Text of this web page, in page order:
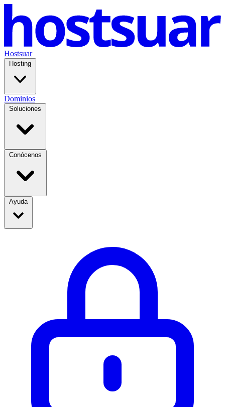
Hostsuar
Hosting
Dominios
Soluciones
Conócenos
Ayuda